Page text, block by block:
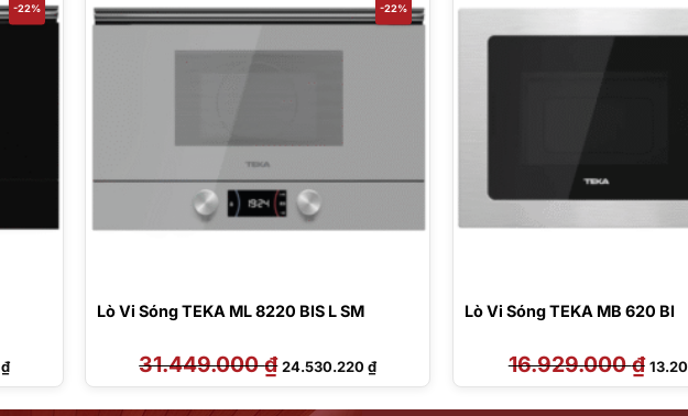
-22%
₫Giá
hiện
tại
-22%
Lò Vi Sóng TEKA ML 8220 BIS L SM
31.449.000₫ Giá
gốc
là:
24.530.220₫Giá
hiện
tại
Lò Vi Sóng TEKA MB 620 BI
16.929.000₫ Giá
gốc
là: